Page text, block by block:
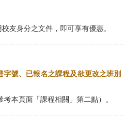
友身分之文件，即可享有優惠。
字號、已報名之課程及欲更改之班別
考本頁面「課程相關」第二點）。